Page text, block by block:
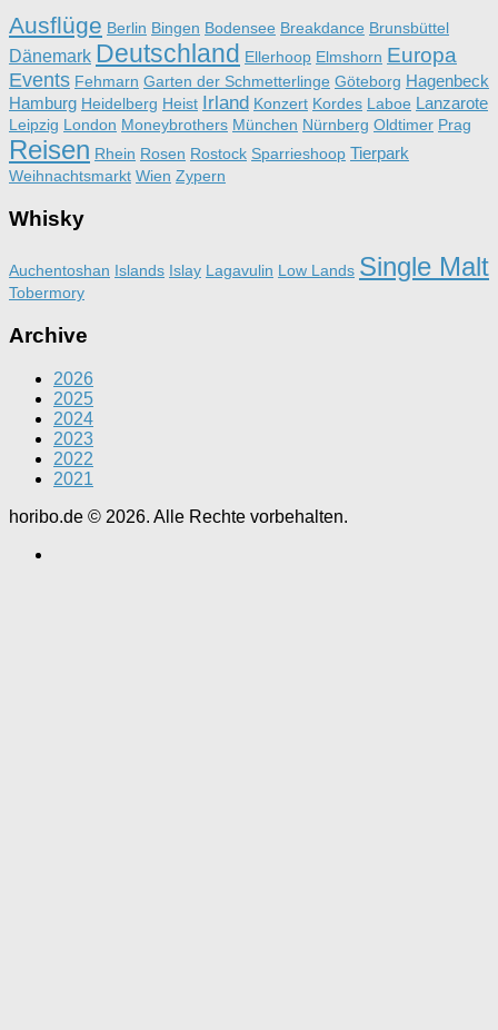
Ausflüge Berlin Bingen Bodensee Breakdance Brunsbüttel
Dänemark Deutschland Ellerhoop Elmshorn Europa
Events Fehmarn Garten der Schmetterlinge Göteborg Hagenbeck
Hamburg Heidelberg Heist Irland Konzert Kordes Laboe Lanzarote
Leipzig London Moneybrothers München Nürnberg Oldtimer Prag
Reisen Rhein Rosen Rostock Sparrieshoop Tierpark
Weihnachtsmarkt Wien Zypern
Whisky
Auchentoshan Islands Islay Lagavulin Low Lands Single Malt
Tobermory
Archive
2026
2025
2024
2023
2022
2021
horibo.de © 2026. Alle Rechte vorbehalten.